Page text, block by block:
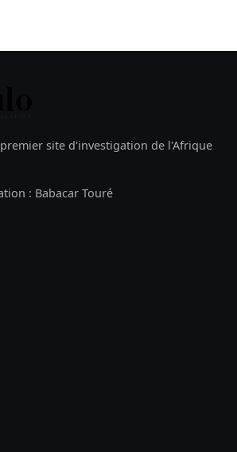
site d'investigation de l'Afrique
: Babacar Touré